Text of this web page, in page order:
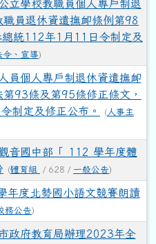
立學校教職員個人專戶制退
員退休資遣撫卹條例第98
統112年1月11日令制定及
令、宣導)
員個人專戶制退休資遣撫卹
93條及第95條修正條文，
制定及修正公布。
( 人事主
音國中部「 112 學年度體
(體育組 / 628 / 一般公告)
年度北勢國小語文競賽朗讀
務公告)
政府教育局辦理2023年全